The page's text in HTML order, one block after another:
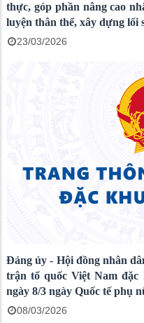
thực, góp phần nâng cao
luyện thân thể, xây dựng lối
23/03/2026
Đảng ủy - Hội đồng nhân
trận tổ quốc Việt Nam
ngày 8/3 ngày Quốc tế phụ
08/03/2026